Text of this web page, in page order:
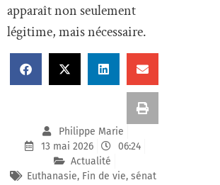
apparaît non seulement
légitime, mais nécessaire.
Philippe Marie
13 mai 2026
06:24
Actualité
Euthanasie, Fin de vie, sénat